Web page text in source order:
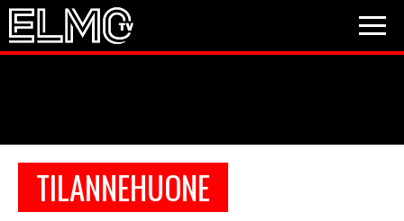
TILANNEHUONE
PESÄPALLO
VIDEOT